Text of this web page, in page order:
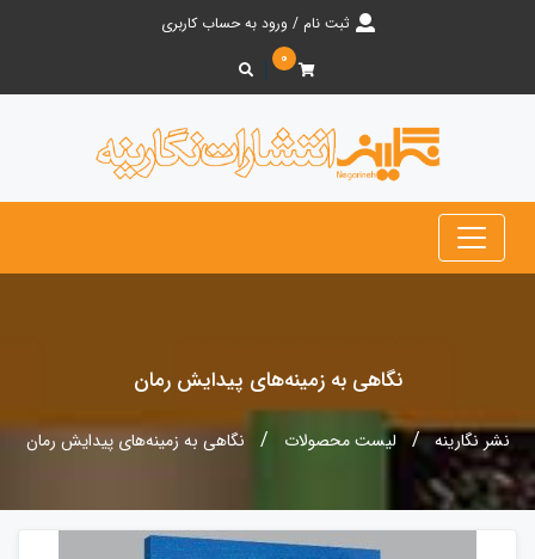
ثبت نام / ورود به حساب کاربری
۰
نگاهی به زمینه‌های پیدایش رمان
نشر نگارینه لیست محصولات نگاهی به زمینه‌های پیدایش رمان